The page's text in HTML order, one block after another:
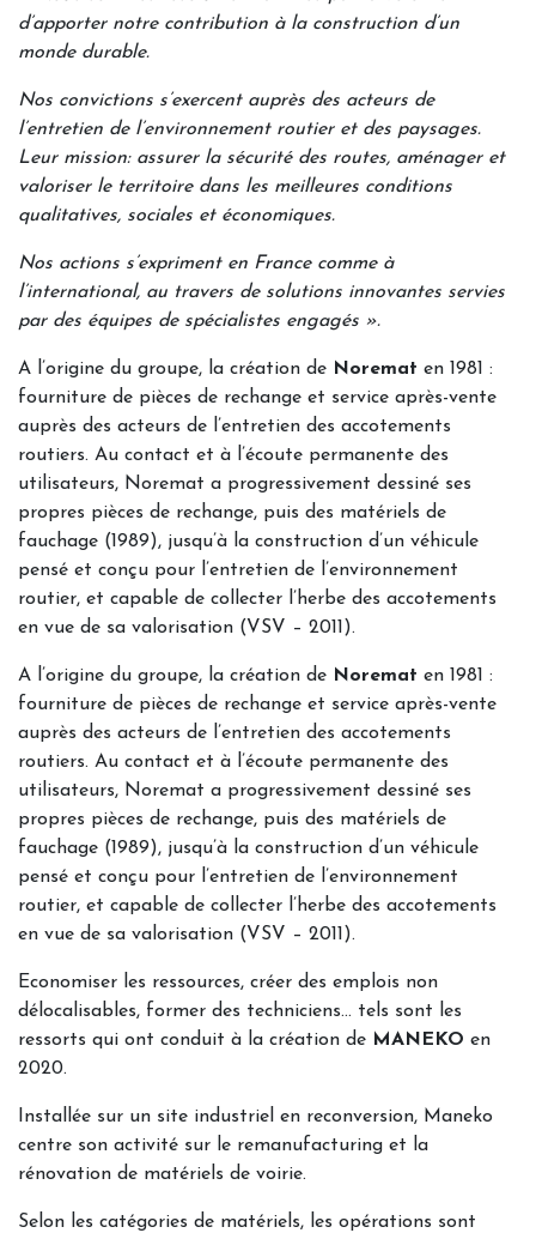
d’apporter notre contribution à la construction d’un
monde durable.
Nos convictions s’exercent auprès des acteurs de
l’entretien de l’environnement routier et des paysages.
Leur mission: assurer la sécurité des routes, aménager et
valoriser le territoire dans les meilleures conditions
qualitatives, sociales et économiques.
Nos actions s’expriment en France comme à
l’international, au travers de solutions innovantes servies
par des équipes de spécialistes engagés ».
A l’origine du groupe, la création de Noremat en 1981 :
fourniture de pièces de rechange et service après-vente
auprès des acteurs de l’entretien des accotements
routiers. Au contact et à l’écoute permanente des
utilisateurs, Noremat a progressivement dessiné ses
propres pièces de rechange, puis des matériels de
fauchage (1989), jusqu’à la construction d’un véhicule
pensé et conçu pour l’entretien de l’environnement
routier, et capable de collecter l’herbe des accotements
en vue de sa valorisation (VSV – 2011).
A l’origine du groupe, la création de Noremat en 1981 :
fourniture de pièces de rechange et service après-vente
auprès des acteurs de l’entretien des accotements
routiers. Au contact et à l’écoute permanente des
utilisateurs, Noremat a progressivement dessiné ses
propres pièces de rechange, puis des matériels de
fauchage (1989), jusqu’à la construction d’un véhicule
pensé et conçu pour l’entretien de l’environnement
routier, et capable de collecter l’herbe des accotements
en vue de sa valorisation (VSV – 2011).
Economiser les ressources, créer des emplois non
délocalisables, former des techniciens… tels sont les
ressorts qui ont conduit à la création de MANEKO en
2020.
Installée sur un site industriel en reconversion, Maneko
centre son activité sur le remanufacturing et la
rénovation de matériels de voirie.
Selon les catégories de matériels, les opérations sont